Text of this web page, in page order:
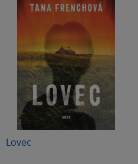
Lovec